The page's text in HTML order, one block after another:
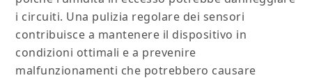
i circuiti. Una pulizia regolare dei sensori
contribuisce a mantenere il dispositivo in
condizioni ottimali e a prevenire
malfunzionamenti che potrebbero causare